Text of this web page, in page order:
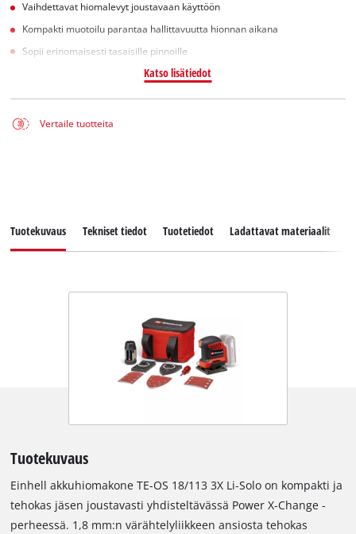
Vaihdettavat hiomalevyt joustavaan käyttöön
Kompakti muotoilu parantaa hallittavuutta hionnan aikana
Sopii erinomaisesti tasaisille pinnoille
Katso lisätiedot
Vertaile tuotteita
Tuotekuvaus Tekniset tiedot Tuotetiedot Ladattavat materiaalit
Tuotekuvaus
Einhell akkuhiomakone TE-OS 18/113 3X Li-Solo on kompakti ja
tehokas jäsen joustavasti yhdisteltävässä Power X-Change -
perheessä. 1,8 mm:n värähtelyliikkeen ansiosta tehokas